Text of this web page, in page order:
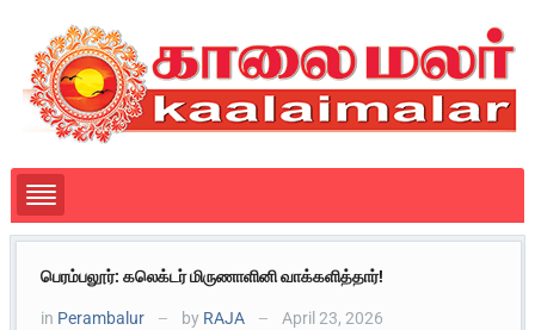
பெரம்பலூர்: கலெக்டர் மிருணாளினி வாக்களித்தார்!
in Perambalur — by RAJA — April 23, 2026